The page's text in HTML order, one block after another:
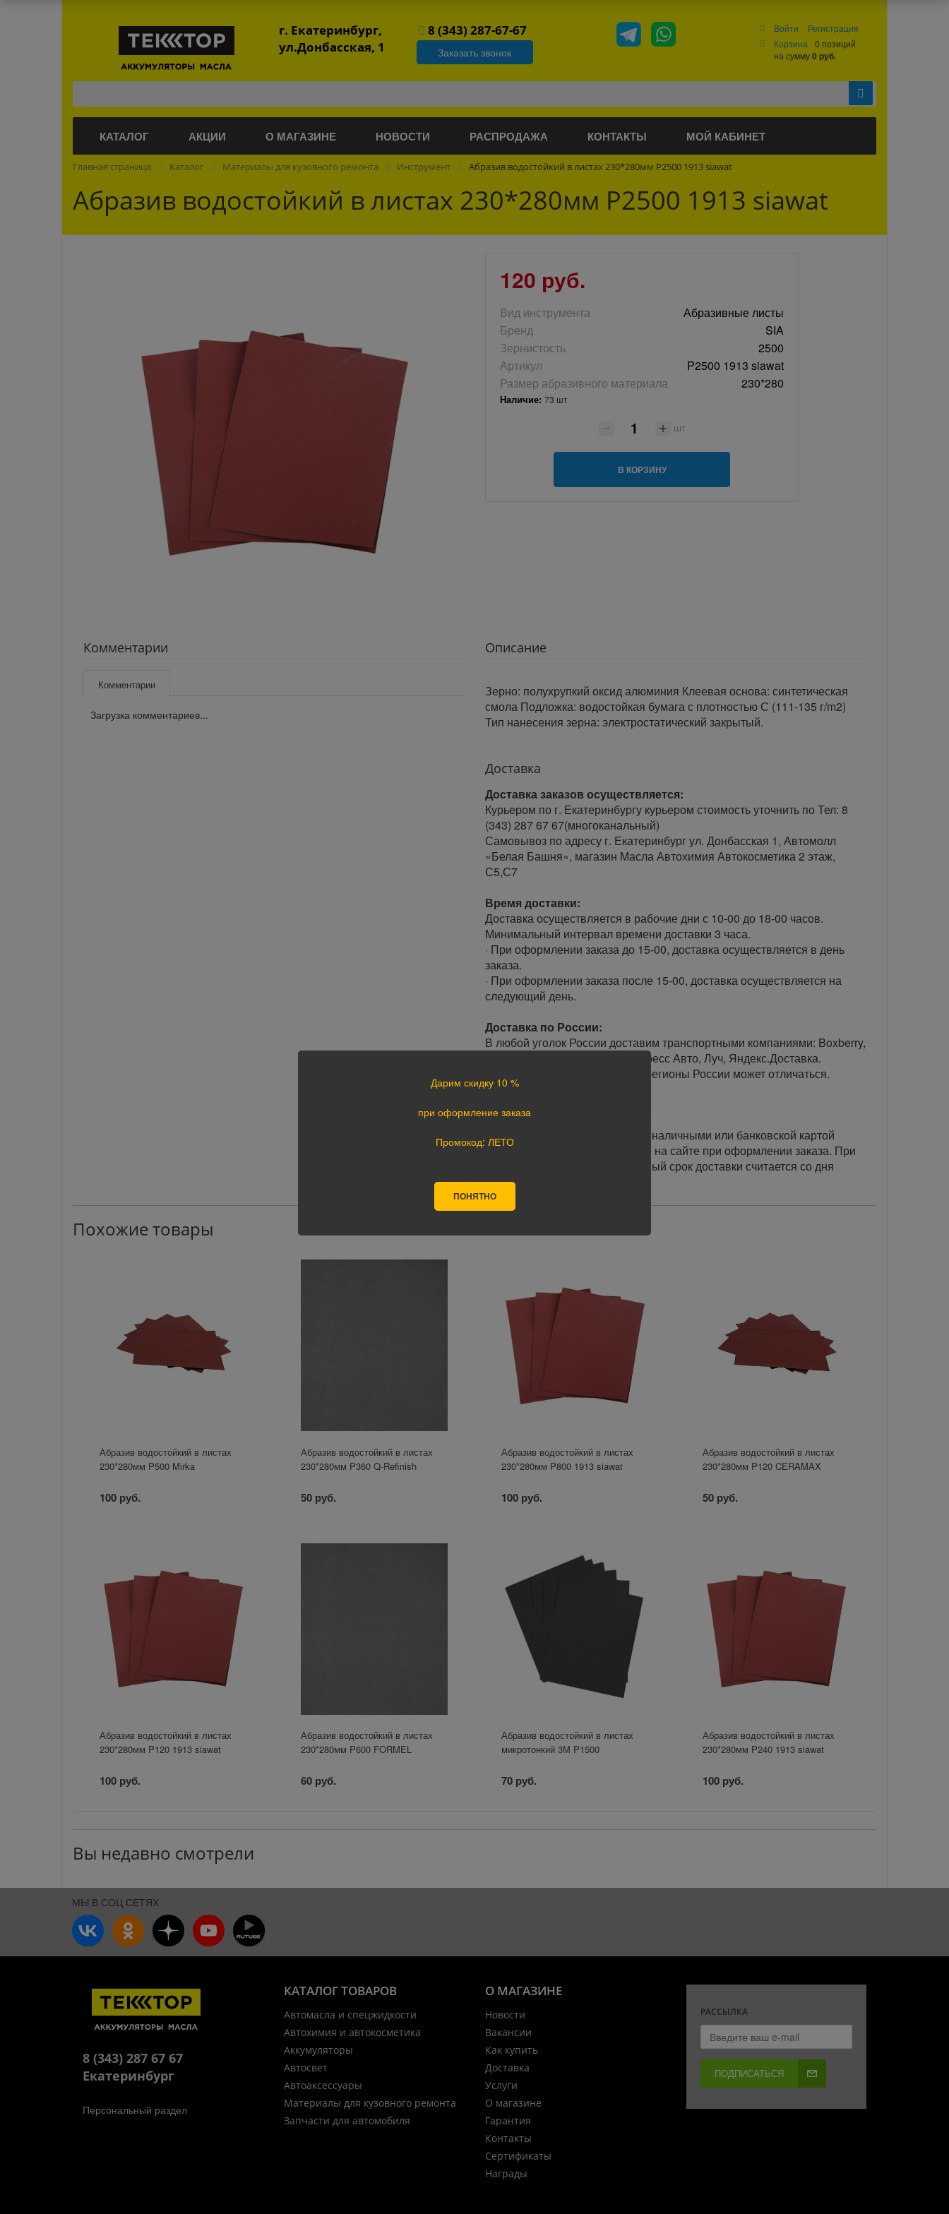
г. Екатеринбург,
ул.Донбасская, 1
8 (343) 287-67-67
Заказать звонок
Войти
Регистрация
Корзина
0 позиций
на сумму0 руб.
КАТАЛОГ АКЦИИ О МАГАЗИНЕ НОВОСТИ РАСПРОДАЖА КОНТАКТЫ МОЙ КАБИНЕТ
Главная страница Каталог Материалы для кузовного ремонта Инструмент Абразив водостойкий в листах 230*280мм P2500 1913 siawat
Абразив водостойкий в листах 230*280мм P2500 1913 siawat
120 руб.
Вид инструмента
Абразивные листы
Бренд
SIA
Зернистость
2500
Артикул
P2500 1913 siawat
Размер абразивного материала
230*280
Наличие: 73 шт
шт
В КОРЗИНУ
Комментарии
Комментарии
Загрузка комментариев...
Описание
Зерно: полухрупкий оксид алюминия Клеевая основа: синтетическая
смола Подложка: водостойкая бумага с плотностью С (111-135 г/m2)
Тип нанесения зерна: электростатический закрытый.
Доставка
Доставка заказов осуществляется:
Курьером по г. Екатеринбургу курьером стоимость уточнить по Тел: 8
(343) 287 67 67(многоканальный)
Самовывоз по адресу г. Екатеринбург ул. Донбасская 1, Автомолл
«Белая Башня», магазин Масла Автохимия Автокосметика 2 этаж,
С5,С7
Время доставки:
Доставка осуществляется в рабочие дни с 10-00 до 18-00 часов.
Минимальный интервал времени доставки 3 часа.
· При оформлении заказа до 15-00, доставка осуществляется в день
заказа.
· При оформлении заказа после 15-00, доставка осуществляется на
следующий день.
Доставка по России:
В любой уголок России доставим транспортными компаниями: Boxberry,
Почта России, ПЭК, GTD, Экспресс Авто, Луч, Яндекс.Доставка.
Стоимость доставки в разные регионы России может отличаться.
Оплата
Оплата заказа осуществляется наличными или банковской картой
курьеру при получении, а также на сайте при оформлении заказа. При
оплате картой на сайте указанный срок доставки считается со дня
поступления оплаты.
Похожие товары
Абразив водостойкий в листах
230*280мм P500 Mirka
100 руб.
Абразив водостойкий в листах
230*280мм P360 Q-Refinish
50 руб.
Абразив водостойкий в листах
230*280мм P800 1913 siawat
100 руб.
Абразив водостойкий в листах
230*280мм P120 CERAMAX
50 руб.
Абразив водостойкий в листах
230*280мм P120 1913 siawat
100 руб.
Абразив водостойкий в листах
230*280мм P600 FORMEL
60 руб.
Абразив водостойкий в листах
микротонкий 3М P1500
70 руб.
Абразив водостойкий в листах
230*280мм P240 1913 siawat
100 руб.
Вы недавно смотрели
МЫ В СОЦ СЕТЯХ
О МАГАЗИНЕ
Новости
Вакансии
Как купить
Доставка
Услуги
О магазине
Гарантия
Контакты
Сертификаты
Награды
КАТАЛОГ ТОВАРОВ
Автомасла и спецжидкости
Автохимия и автокосметика
Аккумуляторы
Автосвет
Автоаксессуары
Материалы для кузовного ремонта
Запчасти для автомобиля
РАССЫЛКА
ПОДПИСАТЬСЯ
8 (343) 287 67 67
Екатеринбург
Персональный раздел
Дарим скидку 10 %
при оформление заказа
Промокод: ЛЕТО
ПОНЯТНО